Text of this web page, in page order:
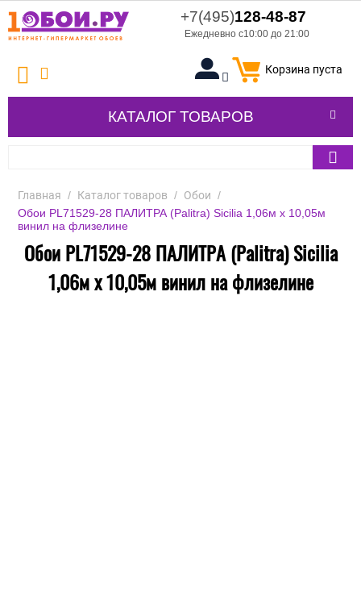
+7(495)128-48-87
Ежедневно с10:00 до 21:00
Корзина пуста
КАТАЛОГ ТОВАРОВ
Главная / Каталог товаров / Обои /
Обои PL71529-28 ПАЛИТРА (Palitra) Sicilia 1,06м х 10,05м
винил на флизелине
Обои PL71529-28 ПАЛИТРА (Palitra) Sicilia
1,06м х 10,05м винил на флизелине